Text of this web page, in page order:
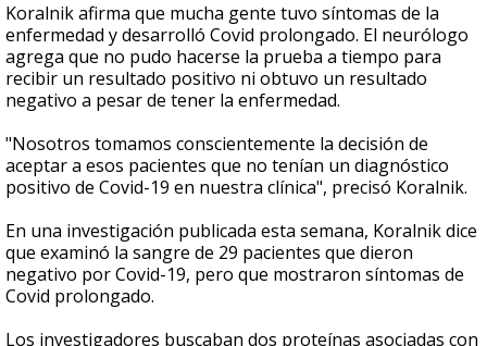
Koralnikafirma que mucha gente tuvo síntomas de la
enfermedad y desarrolló Covid prolongado. El neurólogo
agrega que no pudo hacerse la prueba a tiempo para
recibir un resultado positivo ni obtuvo un resultado
negativo a pesar de tener la enfermedad.
"Nosotros tomamos conscientemente la decisión de
aceptar a esos pacientes que no tenían un diagnóstico
positivo de Covid-19 en nuestra clínica", precisó Koralnik.
En una investigación publicada esta semana, Koralnik dice
que examinó la sangre de 29 pacientes que dieron
negativo por Covid-19, pero que mostraron síntomas de
Covid prolongado.
Los investigadores buscaban dos proteínas asociadas con